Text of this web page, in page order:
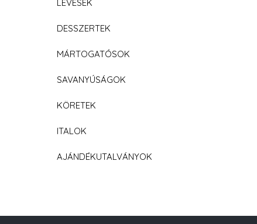
LEVESEK
DESSZERTEK
MÁRTOGATÓSOK
SAVANYÚSÁGOK
KÖRETEK
ITALOK
AJÁNDÉKUTALVÁNYOK